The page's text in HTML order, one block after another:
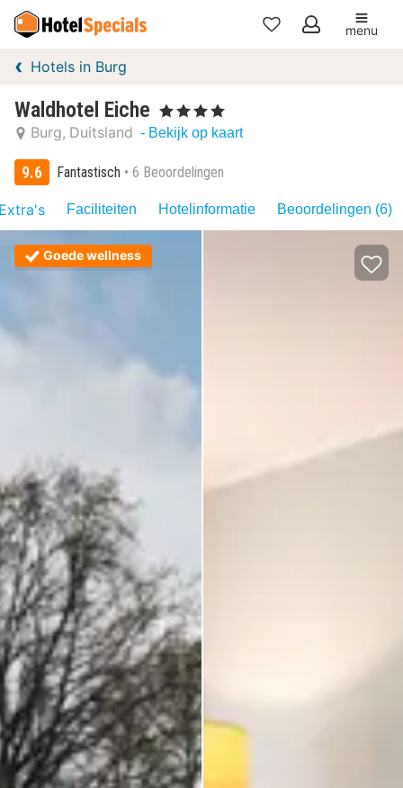
Mijn
menu
Hotels in Burg
Waldhotel Eiche , 4 Sterren
Burg Duitsland - Bekijk op kaart
9.6 Fantastisch 6 Beoordelingen
Faciliteiten Hotelinformatie Beoordelingen (6)
Goede wellness